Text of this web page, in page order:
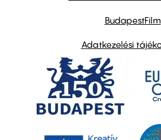
BudapestFilm
Adatkezelési